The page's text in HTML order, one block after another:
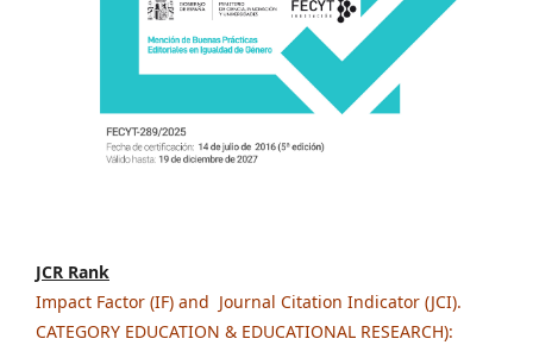
JCR Rank
Impact Factor (IF) and Journal Citation Indicator (JCI).
CATEGORY EDUCATION & EDUCATIONAL RESEARCH):